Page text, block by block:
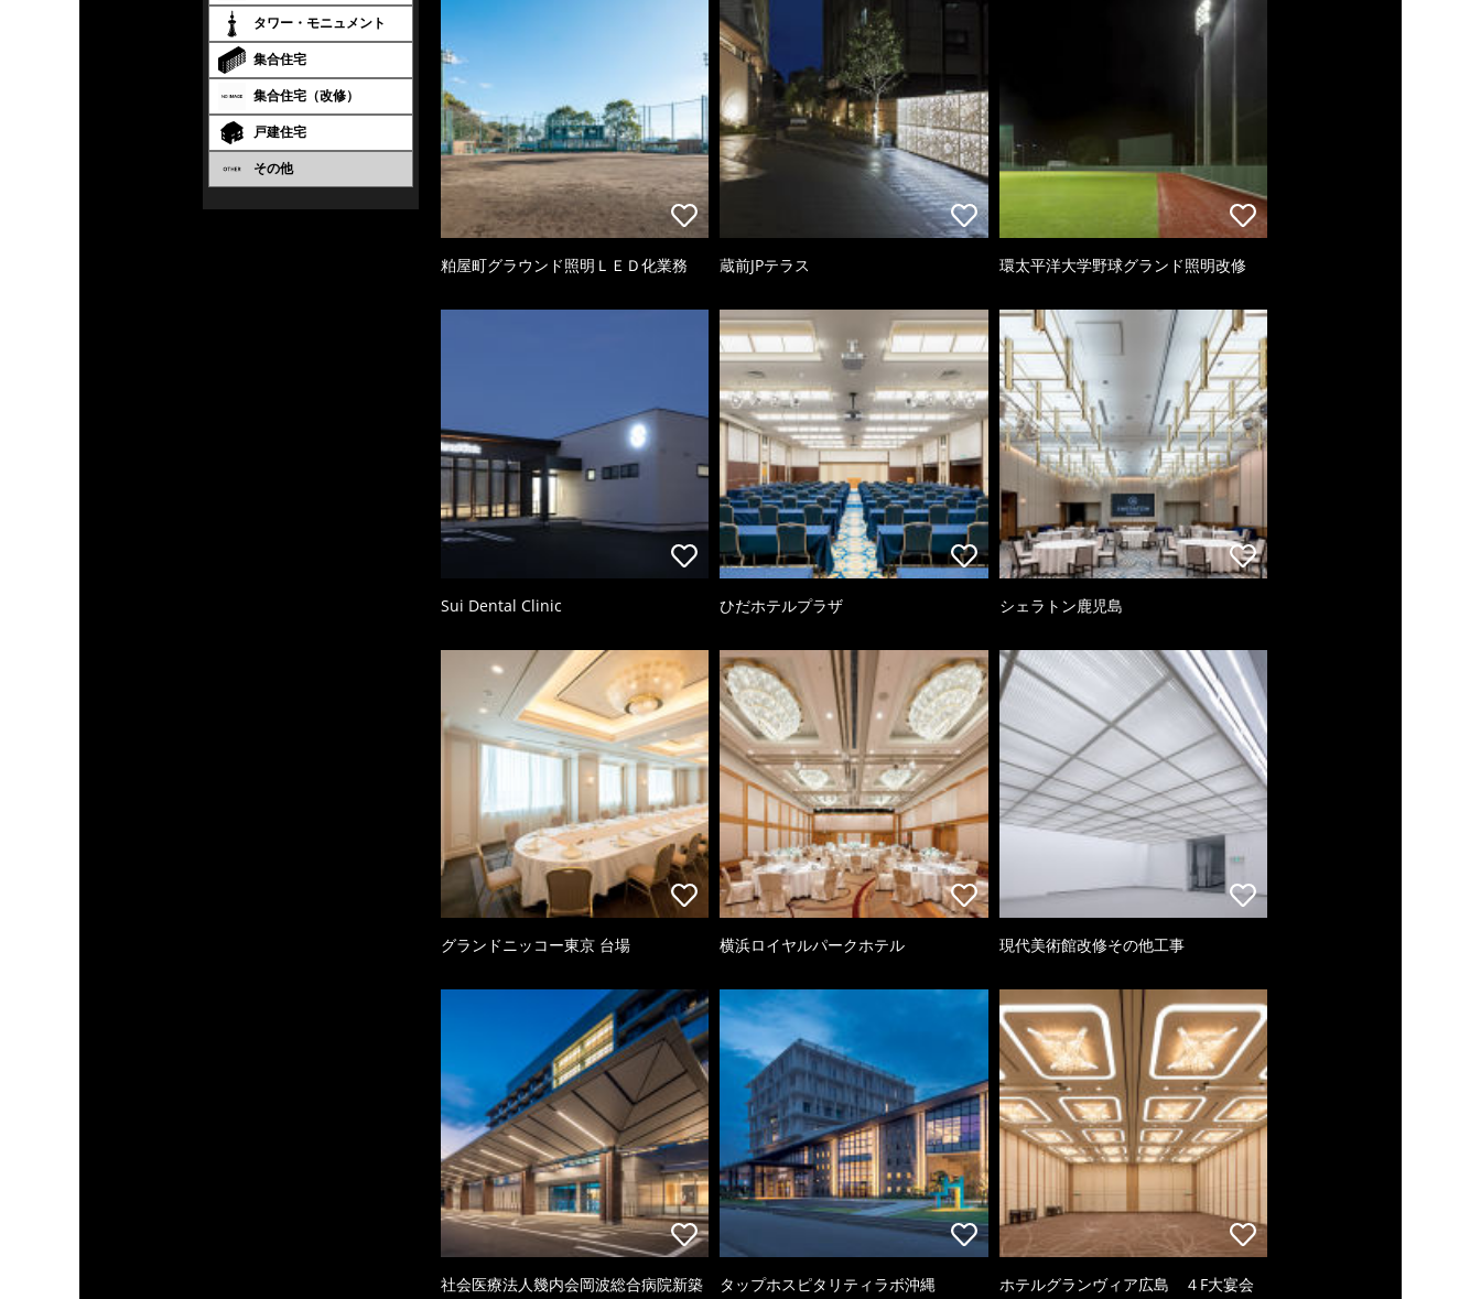
タワー・モニュメント
集合住宅
集合住宅（改修）
戸建住宅
その他
粕屋町グラウンド照明ＬＥＤ化業務 蔵前JPテラス 環太平洋大学野球グランド照明改修
Sui Dental Clinic ひだホテルプラザ シェラトン鹿児島
グランドニッコー東京 台場 横浜ロイヤルパークホテル 現代美術館改修その他工事
社会医療法人幾内会岡波総合病院新築
タップホスピタリティラボ沖縄
ホテルグランヴィア広島 ４F大宴会